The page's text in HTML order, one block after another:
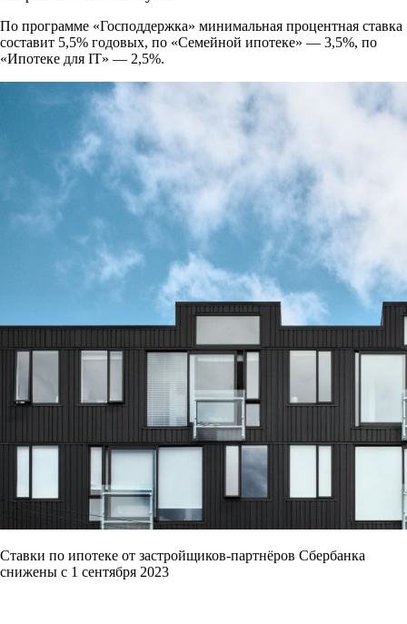
По программе «Господдержка» минимальная процентная ставка
составит 5,5% годовых, по «Семейной ипотеке» — 3,5%, по
«Ипотеке для IT» — 2,5%.
Ставки по ипотеке от застройщиков-партнёров Сбербанка
снижены с 1 сентября 2023